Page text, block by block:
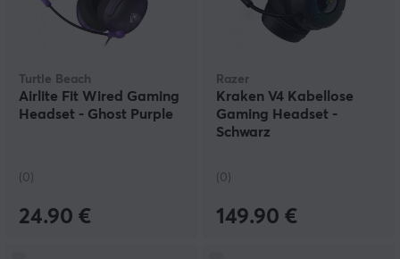
Turtle Beach
Airlite Fit Wired Gaming
Headset - Ghost Purple
(0)
24.90 €
Razer
Kraken V4 Kabellose
Gaming Headset -
Schwarz
(0)
149.90 €